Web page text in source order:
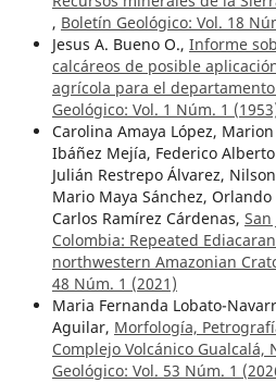
, Boletín Geológico: Vol. 18
Jesus A. Bueno O., Informe
calcáreos de posible
agrícola para el
Geológico: Vol. 1 Núm. 1
Carolina Amaya López,
Ibáñez Mejía, Federico
Julián Restrepo Álvarez,
Mario Maya Sánchez,
Carlos Ramírez Cárdenas, San
Colombia: Repeated
northwestern Amazonian
48 Núm. 1 (2021)
Maria Fernanda Lobato-
Aguilar, Morfología,
Complejo Volcánico Gualcalá,
Geológico: Vol. 53 Núm. 1